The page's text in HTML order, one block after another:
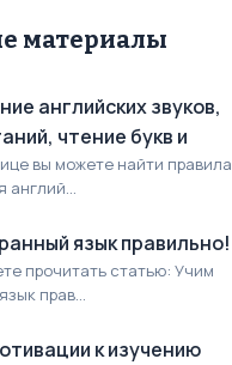
материалы
английских звуков,
чтение букв и
вы можете найти правила
англий...
язык правильно!
прочитать статью: Учим
прав...
к изучению